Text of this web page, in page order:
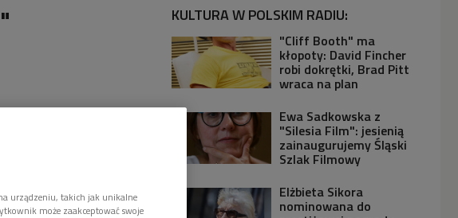
–
KULTURA W POLSKIM RADIU:
"Cliff Booth" ma
kłopoty: David Fincher
robi dokrętki, Brad Pitt
wraca na plan
Ewa Sadkowska z
"Silesia Film": jesienią
zainaugurujemy Śląski
Szlak Filmowy
Elżbieta Sikora
nominowana do
urządzeniu, takich jak unikalne
może zaakceptować swoje